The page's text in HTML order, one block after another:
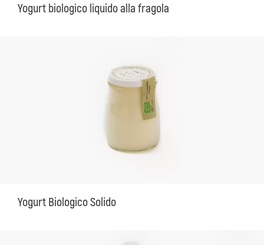
Yogurt biologico liquido alla fragola
Yogurt Biologico Solido